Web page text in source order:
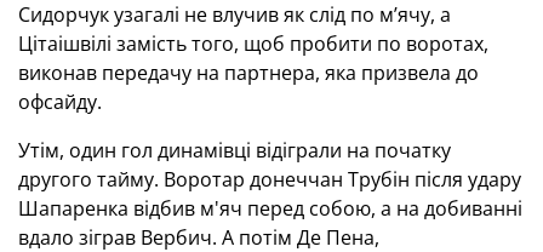
Сидорчук узагалі не влучив як слід по м’ячу, а
Цітаішвілі замість того, щоб пробити по воротах,
виконав передачу на партнера, яка призвела до
офсайду.
Утім, один гол динамівці відіграли на початку
другого тайму. Воротар донеччан Трубін після удару
Шапаренка відбив м'яч перед собою, а на добиванні
вдало зіграв Вербич. А потім Де Пена,